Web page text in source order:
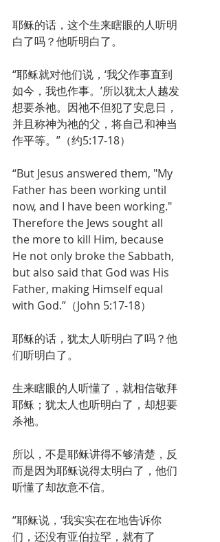
耶稣的话，这个生来瞎眼的人听明
白了吗？他听明白了。
“耶稣就对他们说，‘我父作事直到
如今，我也作事。’所以犹太人越发
想要杀祂。因祂不但犯了安息日，
并且称神为祂的父，将自己和神当
作平等。”（约5:17-18）
“But Jesus answered them, "My
Father has been working until
now, and I have been working."
Therefore the Jews sought all
the more to kill Him, because
He not only broke the Sabbath,
but also said that God was His
Father, making Himself equal
with God.”（John 5:17-18）
耶稣的话，犹太人听明白了吗？他
们听明白了。
生来瞎眼的人听懂了，就相信敬拜
耶稣；犹太人也听明白了，却想要
杀祂。
所以，不是耶稣讲得不够清楚，反
而是因为耶稣说得太明白了，他们
听懂了却故意不信。
“耶稣说，‘我实实在在地告诉你
们，还没有亚伯拉罕，就有了